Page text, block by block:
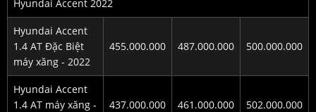
Hyundai Accent 2022
Hyundai Accent
1.4 AT Đặc Biệt
máy xăng - 2022
455.000.000 487.000.000 500.000.000
Hyundai Accent
1.4 AT máy xăng -
437.000.000 461.000.000 502.000.000